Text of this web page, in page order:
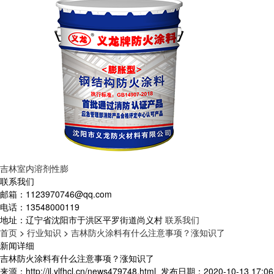
吉林室内溶剂性膨
联系我们
邮箱： 1123970746@qq.com
电话： 13548000119
地址： 辽宁省沈阳市于洪区平罗街道尚义村 联系我们
首页 > 行业知识 > 吉林防火涂料有什么注意事项？涨知识了
新闻详细
吉林防火涂料有什么注意事项？涨知识了
来源：http://jl.ylfhcl.cn/news479748.html 发布日期：2020-10-13